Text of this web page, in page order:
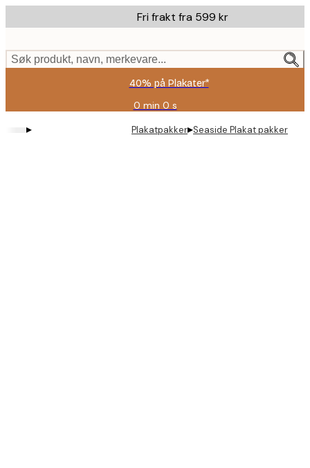
to
content.
Fri frakt fra 599 kr
Søk produkt, navn, merkevare...
40% på Plakater*
0 min 0 s
Gyldig
og
▸ Plakatpakker▸Seaside Plakat pakker